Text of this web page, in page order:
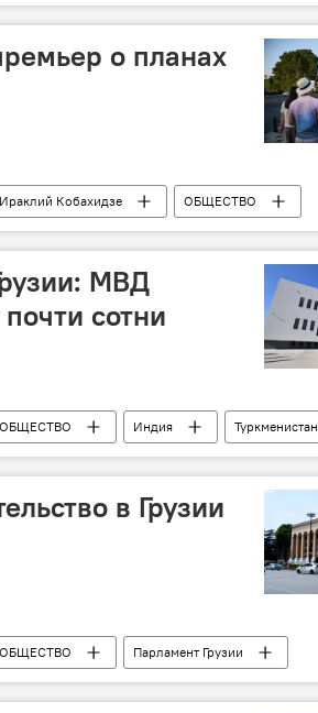
о планах
Ираклий Кобахидзе
ОБЩЕСТВО
Грузии сегодня Указы по миграции
МВД
сотни
ОБЩЕСТВО Индия
Туркменистан
в Грузии
ОБЩЕСТВО
Парламент Грузии